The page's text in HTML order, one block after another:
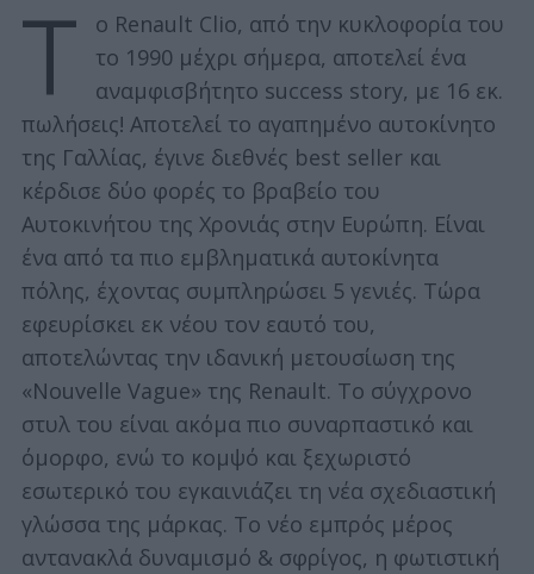
Τ
ο Renault Clio, από την κυκλοφορία του
το 1990 μέχρι σήμερα, αποτελεί ένα
αναμφισβήτητο success story, με 16 εκ.
πωλήσεις! Αποτελεί το αγαπημένο αυτοκίνητο
της Γαλλίας, έγινε διεθνές best seller και
κέρδισε δύο φορές το βραβείο του
Αυτοκινήτου της Χρονιάς στην Ευρώπη. Είναι
ένα από τα πιο εμβληματικά αυτοκίνητα
πόλης, έχοντας συμπληρώσει 5 γενιές. Τώρα
εφευρίσκει εκ νέου τον εαυτό του,
αποτελώντας την ιδανική μετουσίωση της
«Nouvelle Vague» της Renault. Το σύγχρονο
στυλ του είναι ακόμα πιο συναρπαστικό και
όμορφο, ενώ το κομψό και ξεχωριστό
εσωτερικό του εγκαινιάζει τη νέα σχεδιαστική
γλώσσα της μάρκας. Το νέο εμπρός μέρος
αντανακλά δυναμισμό & σφρίγος, η φωτιστική